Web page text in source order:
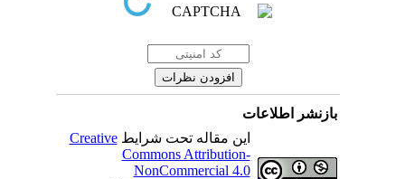
بازنشر اطلاعات
این مقاله تحت شرایطCreative
Commons Attribution-
NonCommercial 4.0